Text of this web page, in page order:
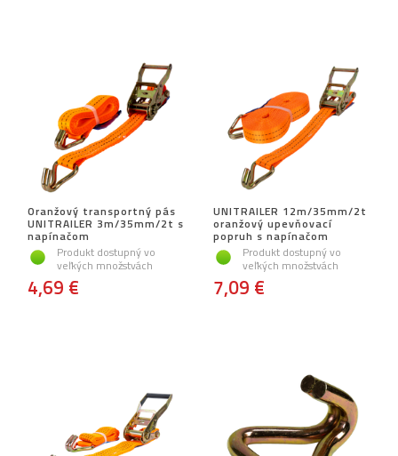
Oranžový transportný pás
UNITRAILER 3m/35mm/2t s
napínačom
Produkt dostupný vo
veľkých množstvách
4,69 €
UNITRAILER 12m/35mm/2t
oranžový upevňovací
popruh s napínačom
Produkt dostupný vo
veľkých množstvách
7,09 €